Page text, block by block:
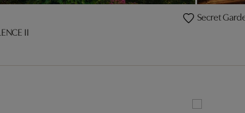
II
Secret